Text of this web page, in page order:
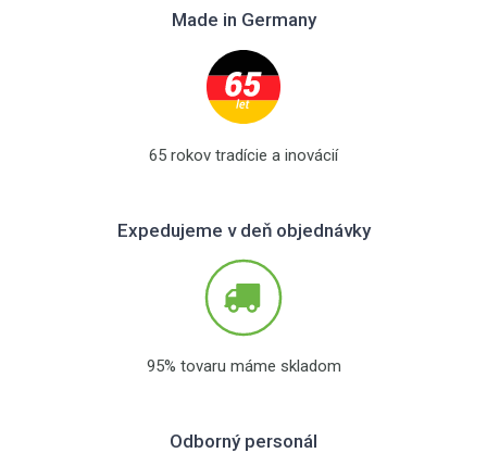
Made in Germany
65 rokov tradície a inovácií
Expedujeme v deň objednávky
95% tovaru máme skladom
Odborný personál